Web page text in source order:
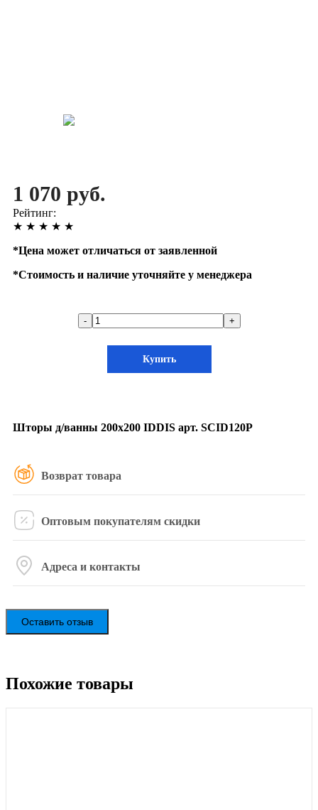
1 070 руб.
Рейтинг:
★ ★ ★ ★ ★
*Цена может отличаться от заявленной
*Стоимость и наличие уточняйте у менеджера
- +
Купить
Шторы д/ванны 200х200 IDDIS арт. SCID120P
Возврат товара
Оптовым покупателям скидки
Адреса и контакты
Оставить отзыв
Похожие товары